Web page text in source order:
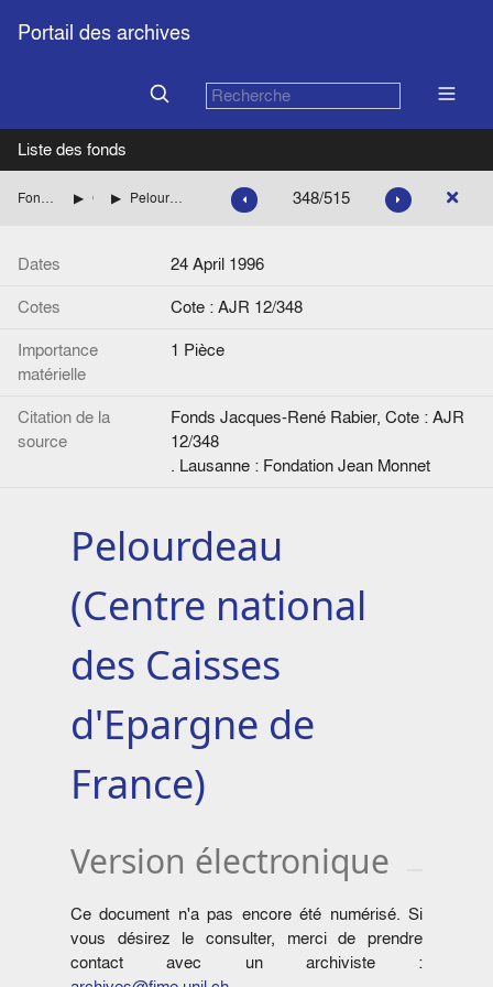
Portail des archives
Liste des fonds
Fonds Jacques-René Rabier Correspondance Pelourdeau (Centre national des Caisses d'Epargne de France) 348/515
Dates
24 April 1996
Cotes
Cote : AJR 12/348
Importance
matérielle
1 Pièce
Citation de la
source
Fonds Jacques-René Rabier, Cote : AJR
12/348
. Lausanne : Fondation Jean Monnet
Pelourdeau
(Centre national
des Caisses
d'Epargne de
France)
Version électronique
Ce document n'a pas encore été numérisé. Si
vous désirez le consulter, merci de prendre
contact avec un archiviste :